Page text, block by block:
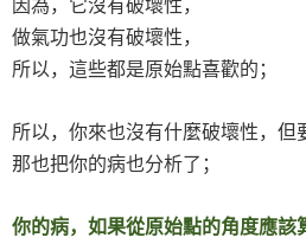
做氣功也沒有破壞性，
所以，這些都是原始點喜歡的；
所以，你來也沒有什麼破壞性，但
那也把你的病也分析了；
你的病，如果從原始點的角度應該